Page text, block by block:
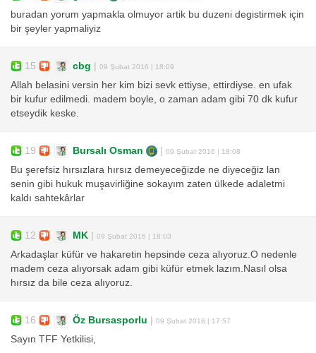
buradan yorum yapmakla olmuyor artik bu duzeni degistirmek için
bir şeyler yapmaliyiz
15 cbg 09 Şubat 2016 | 18:09
Allah belasini versin her kim bizi sevk ettiyse, ettirdiyse. en ufak
bir kufur edilmedi. madem boyle, o zaman adam gibi 70 dk kufur
etseydik keske.
19 Bursalı Osman 09 Şubat 2016 | 18:08
Bu şerefsiz hırsızlara hırsız demeyeceğizde ne diyeceğiz lan
senin gibi hukuk muşavirliğine sokayım zaten ülkede adaletmi
kaldı sahtekârlar
12 MK 09 Şubat 2016 | 18:03
Arkadaşlar küfür ve hakaretin hepsinde ceza alıyoruz.O nedenle
madem ceza alıyorsak adam gibi küfür etmek lazım.Nasıl olsa
hırsız da bile ceza alıyoruz.
16 Öz Bursasporlu 09 Şubat 2016 | 17:57
Sayın TFF Yetkilisi,